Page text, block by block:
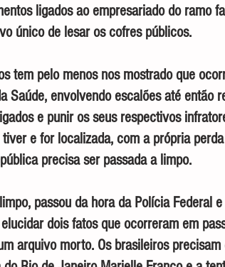
ligados ao empresariado do ramo
único de lesar os cofres públicos.
tem pelo menos nos mostrado que
Saúde, envolvendo escalões até então
e punir os seus respectivos
e for localizada, com a própria
precisa ser passada a limpo.
passou da hora da Polícia Federal
dois fatos que ocorreram em
arquivo morto. Os brasileiros